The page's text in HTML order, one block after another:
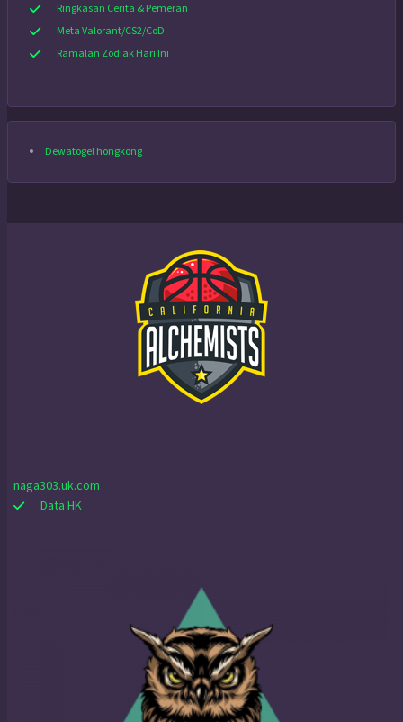
Ringkasan Cerita & Pemeran
Meta Valorant/CS2/CoD
Ramalan Zodiak Hari Ini
Dewatogel hongkong
naga303.uk.com
Data HK